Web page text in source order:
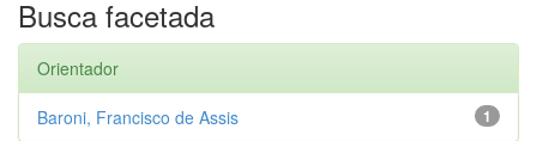
Busca facetada
Orientador
1
Baroni, Francisco de Assis